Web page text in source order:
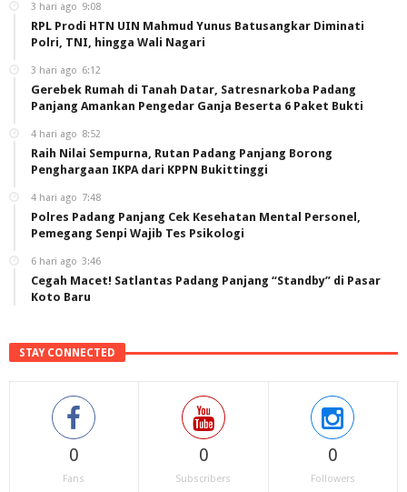
3 hari ago 9:08
RPL Prodi HTN UIN Mahmud Yunus Batusangkar Diminati
Polri, TNI, hingga Wali Nagari
3 hari ago 6:12
Gerebek Rumah di Tanah Datar, Satresnarkoba Padang
Panjang Amankan Pengedar Ganja Beserta 6 Paket Bukti
4 hari ago 8:52
Raih Nilai Sempurna, Rutan Padang Panjang Borong
Penghargaan IKPA dari KPPN Bukittinggi
4 hari ago 7:48
Polres Padang Panjang Cek Kesehatan Mental Personel,
Pemegang Senpi Wajib Tes Psikologi
6 hari ago 3:46
Cegah Macet! Satlantas Padang Panjang “Standby” di Pasar
Koto Baru
STAY CONNECTED
0
Fans
0
Subscribers
0
Followers